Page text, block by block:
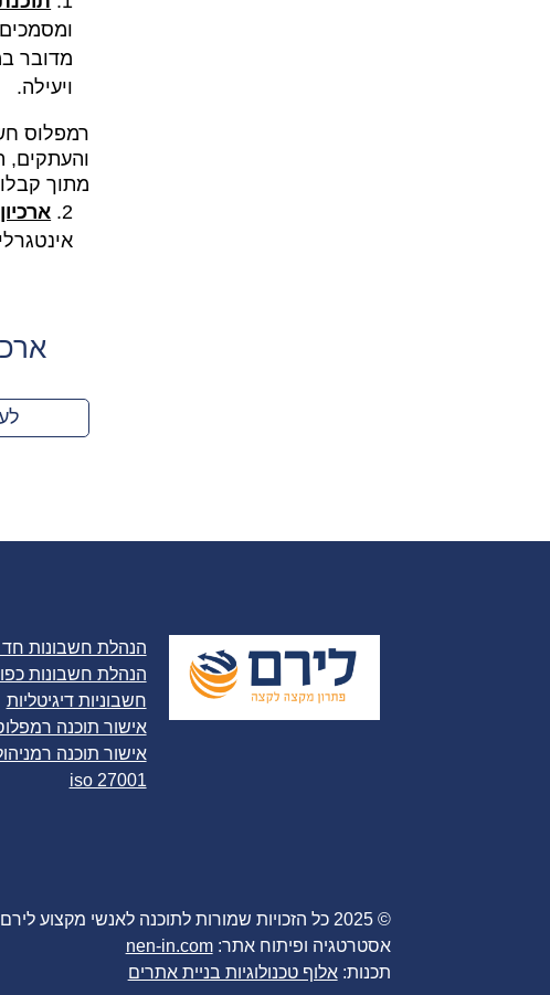
מדובר
ויעילה.
רמפלוס
והעתקים,
מתוך
הנהלת חשבונות חד
הנהלת חשבונות
חשבוניות דיגיטליות
אישור תוכנה
אישור תוכנה
iso 27001
© 2025 כל הזכויות שמורות לתוכנה לאנשי מקצוע לירם בע"מ
אסטרטגיה ופיתוח אתר:nen-in.com
תכנות:אלוף טכנולוגיות בניית אתרים